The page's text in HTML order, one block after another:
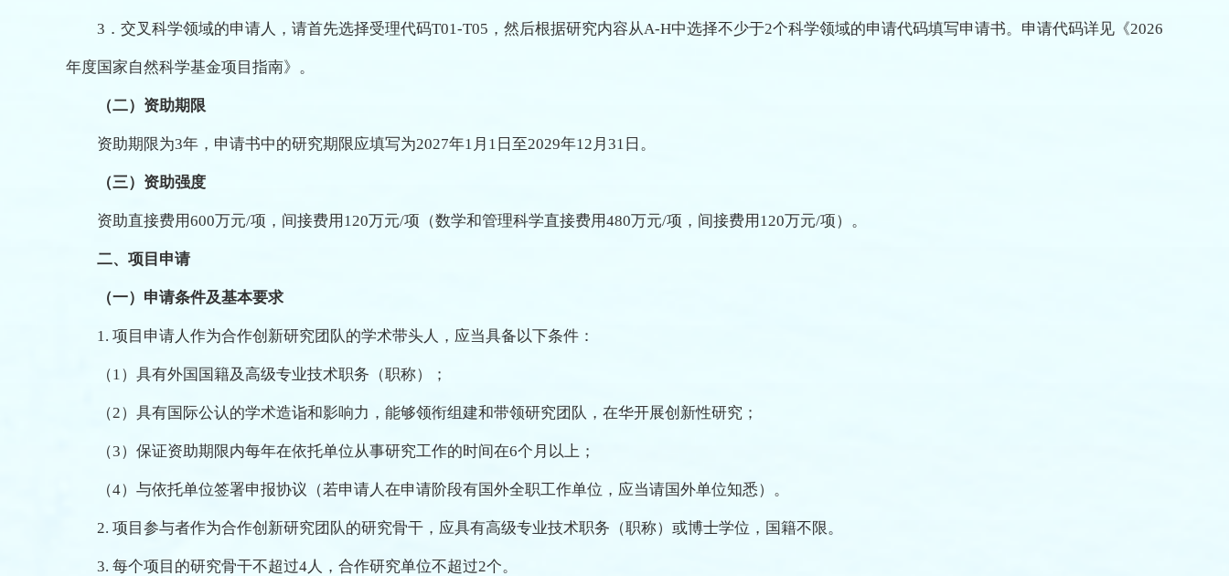
3．交叉科学领域的申请人，请首先选择受理代码T01-T05，然后根据研究内容从A-H中选择不少于2个科学领域的申请代码填写申请书。申请代码详见《2026
年度国家自然科学基金项目指南》。
（二）资助期限
资助期限为3年，申请书中的研究期限应填写为2027年1月1日至2029年12月31日。
（三）资助强度
资助直接费用600万元/项，间接费用120万元/项（数学和管理科学直接费用480万元/项，间接费用120万元/项）。
二、 项目申请
（一）申请条件及基本要求
1. 项目申请人作为合作创新研究团队的学术带头人，应当具备以下条件：
（1）具有外国国籍及高级专业技术职务（职称）；
（2）具有国际公认的学术造诣和影响力，能够领衔组建和带领研究团队，在华开展创新性研究；
（3）保证资助期限内每年在依托单位从事研究工作的时间在6个月以上；
（4）与依托单位签署申报协议（若申请人在申请阶段有国外全职工作单位，应当请国外单位知悉）。
2. 项目参与者作为合作创新研究团队的研究骨干，应具有高级专业技术职务（职称）或博士学位，国籍不限。
3. 每个项目的研究骨干不超过4人，合作研究单位不超过2个。